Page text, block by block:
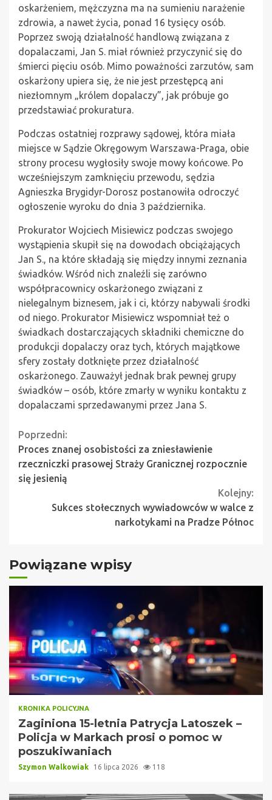
oskarżeniem, mężczyzna ma na sumieniu narażenie
zdrowia, a nawet życia, ponad 16 tysięcy osób.
Poprzez swoją działalność handlową związana z
dopalaczami, Jan S. miał również przyczynić się do
śmierci pięciu osób. Mimo poważności zarzutów, sam
oskarżony upiera się, że nie jest przestępcą ani
niezłomnym „królem dopalaczy”, jak próbuje go
przedstawiać prokuratura.
Podczas ostatniej rozprawy sądowej, która miała
miejsce w Sądzie Okręgowym Warszawa-Praga, obie
strony procesu wygłosiły swoje mowy końcowe. Po
wcześniejszym zamknięciu przewodu, sędzia
Agnieszka Brygidyr-Dorosz postanowiła odroczyć
ogłoszenie wyroku do dnia 3 października.
Prokurator Wojciech Misiewicz podczas swojego
wystąpienia skupił się na dowodach obciążających
Jan S., na które składają się między innymi zeznania
świadków. Wśród nich znaleźli się zarówno
współpracownicy oskarżonego związani z
nielegalnym biznesem, jak i ci, którzy nabywali środki
od niego. Prokurator Misiewicz wspomniał też o
świadkach dostarczających składniki chemiczne do
produkcji dopalaczy oraz tych, których majątkowe
sfery zostały dotknięte przez działalność
oskarżonego. Zauważył jednak brak pewnej grupy
świadków – osób, które zmarły w wyniku kontaktu z
dopalaczami sprzedawanymi przez Jana S.
Continue
Reading
Poprzedni:
Proces znanej osobistości za zniesławienie
rzeczniczki prasowej Straży Granicznej rozpocznie
się jesienią
Kolejny:
Sukces stołecznych wywiadowców w walce z
narkotykami na Pradze Północ
Powiązane wpisy
KRONIKA POLICYJNA
Zaginiona 15-letnia Patrycja Latoszek –
Policja w Markach prosi o pomoc w
poszukiwaniach
Szymon Walkowiak 16 lipca 2026 118